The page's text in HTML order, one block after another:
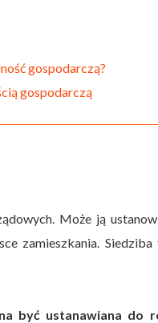
gospodarczą?
gospodarczą
Może ją
zamieszkania.
być ustanawiana do